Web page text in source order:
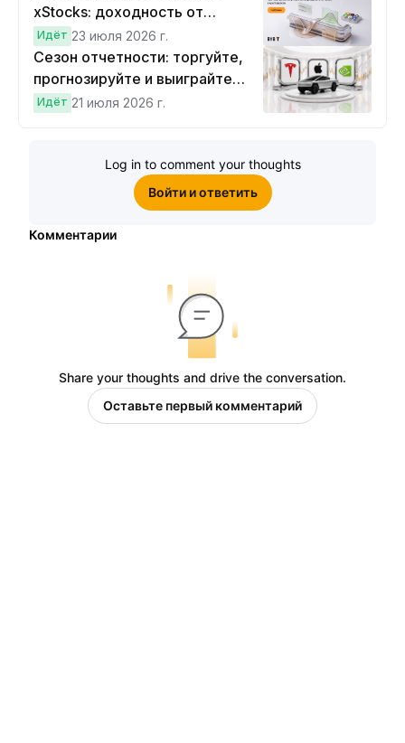
xStocks: доходность от
прогнозов
Идёт 23 июля 2026 г.
Сезон отчетности: торгуйте,
прогнозируйте и выиграйте
Cybertruck!
Идёт 21 июля 2026 г.
Log in to comment your thoughts
Войти и ответить
Комментарии
Share your thoughts and drive the conversation.
Оставьте первый комментарий